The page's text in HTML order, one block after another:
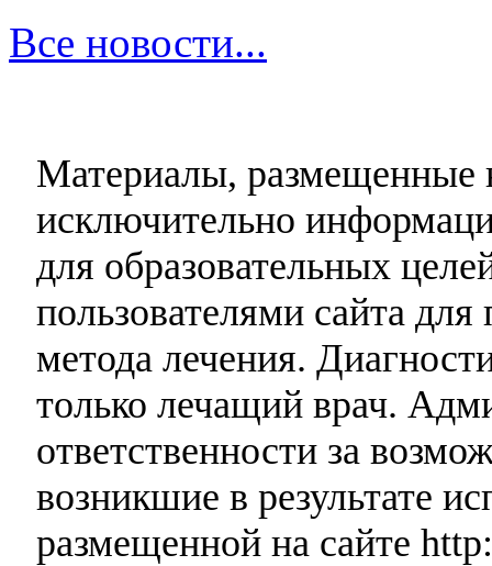
Все новости...
Материалы, размещенные
исключительно
для образовательных
пользователями сайта
метода лечения.
только лечащий врач.
ответственности за
возникшие в результате
размещенной на сайте